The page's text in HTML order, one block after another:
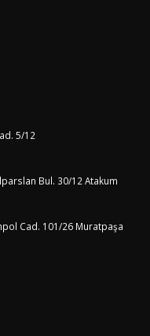
5/12
Bul. 30/12 Atakum
Cad. 101/26 Muratpaşa